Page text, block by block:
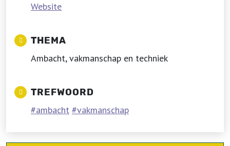
Website
THEMA
Ambacht, vakmanschap en techniek
TREFWOORD
ambacht vakmanschap